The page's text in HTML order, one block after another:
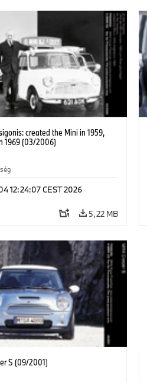
created the Mini in 1959,
1969 (03/2006)
12:24:07 CEST 2026
5,22 MB
S (09/2001)